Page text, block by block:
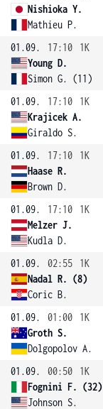
Nishioka Y.
Mathieu P.
01.09.
17:10
1K
Young D.
Simon G. (11)
01.09.
17:10
1K
Krajicek A.
Giraldo S.
01.09.
17:10
1K
Haase R.
Brown D.
01.09.
17:10
1K
Melzer J.
Kudla D.
01.09.
02:55
1K
Nadal R. (8)
Coric B.
01.09.
01:00
1K
Groth S.
Dolgopolov A.
01.09.
00:50
1K
Fognini F. (32)
Johnson S.